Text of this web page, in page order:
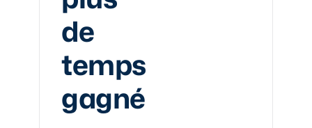
de
temps
gagné